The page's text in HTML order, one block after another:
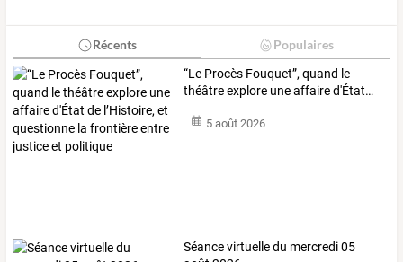
Récents Populaires
“Le Procès Fouquet”, quand le
théâtreexplore uneaffaired'État…
5 août 2026
Séance virtuelle du mercredi 05